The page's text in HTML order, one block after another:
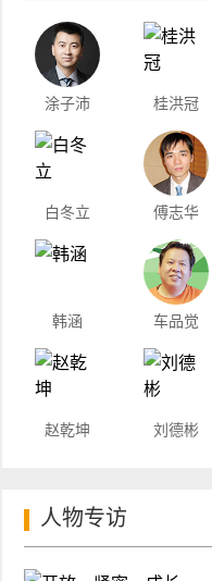
涂子沛 桂洪冠
白冬立 傅志华
韩涵 车品觉
赵乾坤 刘德彬
人物专访